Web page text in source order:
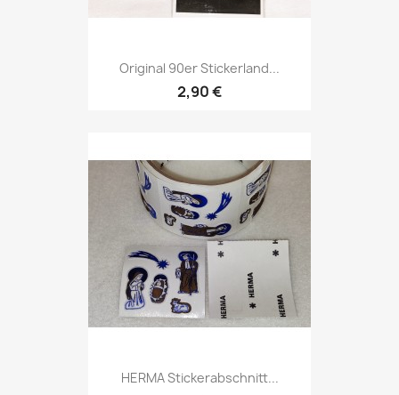
Original 90er Stickerland...
2,90 €
HERMA Stickerabschnitt...